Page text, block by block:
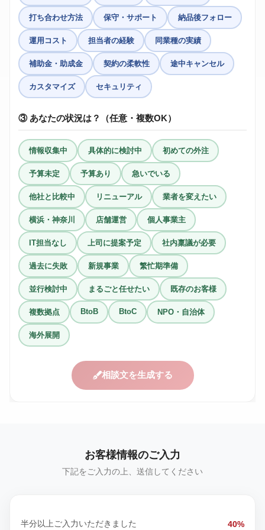
打ち合わせ方法 保守・サポート 納品後フォロー
運用コスト 担当者の経験 同業種の実績
補助金・助成金 契約の柔軟性 途中キャンセル
カスタマイズ セキュリティ
③ あなたの状況は？（任意・複数OK）
情報収集中 具体的に検討中 初めての外注
予算未定 予算あり 急いでいる
他社と比較中 リニューアル 業者を変えたい
横浜・神奈川 店舗運営 個人事業主
IT担当なし 上司に提案予定 社内稟議が必要
過去に失敗 新規事業 繁忙期準備
並行検討中 まるごと任せたい 既存のお客様
複数拠点 BtoB BtoC NPO・自治体
海外展開
相談文を生成する
お客様情報のご入力
下記をご入力の上、送信してください
半分以上ご入力いただきました 40%